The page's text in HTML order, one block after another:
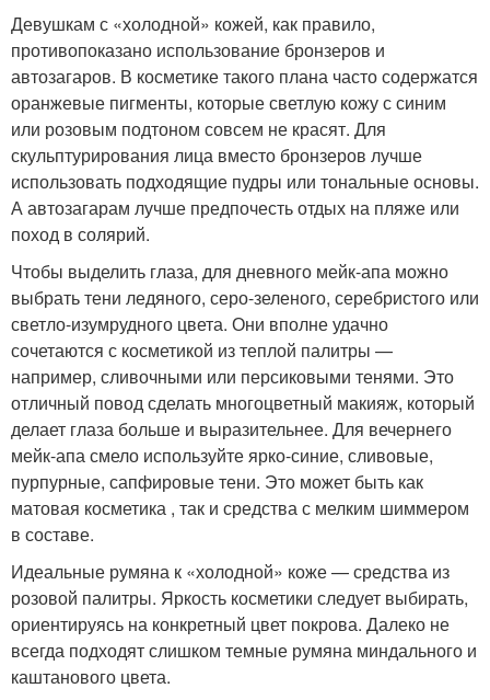
Девушкам с «холодной» кожей, как правило,
противопоказано использование бронзеров и
автозагаров. В косметике такого плана часто содержатся
оранжевые пигменты, которые светлую кожу с синим
или розовым подтоном совсем не красят. Для
скульптурирования лица вместо бронзеров лучше
использовать подходящие пудры или тональные основы.
А автозагарам лучше предпочесть отдых на пляже или
поход в солярий.
Чтобы выделить глаза, для дневного мейк-апа можно
выбрать тени ледяного, серо-зеленого, серебристого или
светло-изумрудного цвета. Они вполне удачно
сочетаются с косметикой из теплой палитры —
например, сливочными или персиковыми тенями. Это
отличный повод сделать многоцветный макияж, который
делает глаза больше и выразительнее. Для вечернего
мейк-апа смело используйте ярко-синие, сливовые,
пурпурные, сапфировые тени. Это может быть как
матовая косметика , так и средства с мелким шиммером
в составе.
Идеальные румяна к «холодной» коже — средства из
розовой палитры. Яркость косметики следует выбирать,
ориентируясь на конкретный цвет покрова. Далеко не
всегда подходят слишком темные румяна миндального и
каштанового цвета.